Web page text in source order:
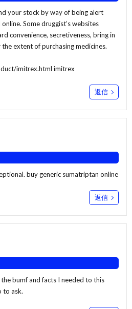
your stock by way of being alert
Some druggist’s websites
convenience, secretiveness, bring in
extent of purchasing medicines.
imitrex.html imitrex
返信
buy generic sumatriptan online
返信
bumf and facts I needed to this
to ask.